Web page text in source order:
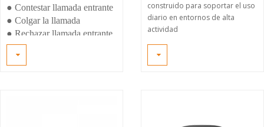
● Contestar llamada entrante
● Colgar la llamada
● Rechazar llamada entrante
construido para soportar el uso
diario en entornos de alta
actividad
flexible pero fuerte.
-360 ° clip giratorio giratorio con